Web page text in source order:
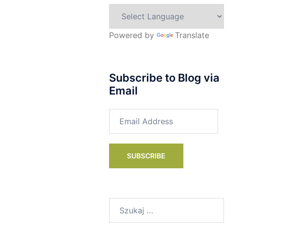
Powered by Translate
Subscribe to Blog via
Email
Address
SUBSCRIBE